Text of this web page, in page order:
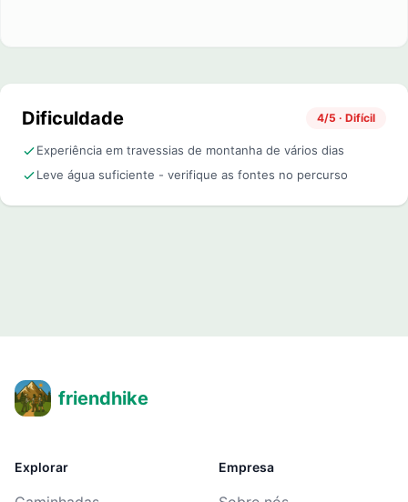
Dificuldade 4/5 · Difícil
Experiência em travessias de montanha de vários dias
Leve água suficiente - verifique as fontes no percurso
friendhike
Explorar Empresa